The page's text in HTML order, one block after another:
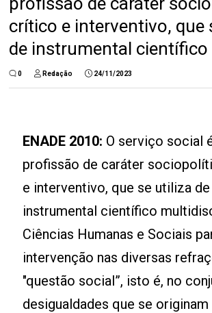
crítico e interventivo, que
de instrumental científico
0 Redação 24/11/2023
ENADE 2010: O serviço social
profissão de caráter
e interventivo, que se utiliza de
instrumental científico
Ciências Humanas e Sociais
intervenção nas diversas
"questão social”, isto é, no
desigualdades que se originam